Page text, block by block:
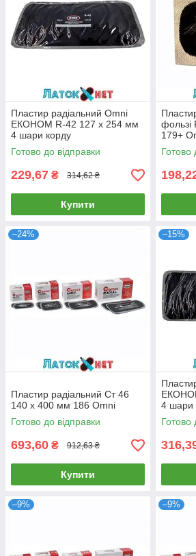
Пластир радіальний Omni
ЕКОНОМ R-42 127 х 254 мм
4 шари корду
Готово до відправки
229,67 ₴ 314,62 ₴
Купити
фользі
179+
Готово
–24%
Пластир радіальний Ст 46
140 х 400 мм 186 Omni
Готово до відправки
693,60 ₴ 912,63 ₴
Купити
–15%
4 шари
Готово
–9% –9%